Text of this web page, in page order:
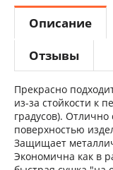
Описание
Отзывы
Прекрасно
из-за стойкости к
градусов).
поверхностью
Защищает
Экономична как в